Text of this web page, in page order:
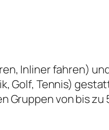
Inliner fahren)
Golf, Tennis)
Gruppen von bis zu